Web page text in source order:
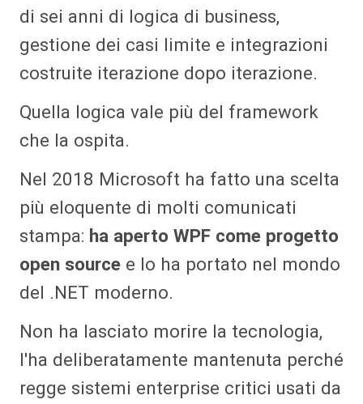
di sei anni di logica di business,
gestione dei casi limite e integrazioni
costruite iterazione dopo iterazione.
Quella logica vale più del framework
che la ospita.
Nel 2018 Microsoft ha fatto una scelta
più eloquente di molti comunicati
stampa: ha aperto WPF come progetto
open source e lo ha portato nel mondo
del .NET moderno.
Non ha lasciato morire la tecnologia,
l'ha deliberatamente mantenuta perché
regge sistemi enterprise critici usati da